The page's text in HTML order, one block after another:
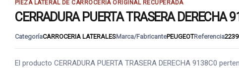
PIEZA LATERAL DE CARROCERÍA ORIGINAL RECUPERADA
CERRADURA PUERTA TRASERA
CategoríaCARROCERIA LATERALESMarca/FabricantePEUGEOTReferencia
El producto CERRADURA PUERTA TRASERA DERECHA 9138C0